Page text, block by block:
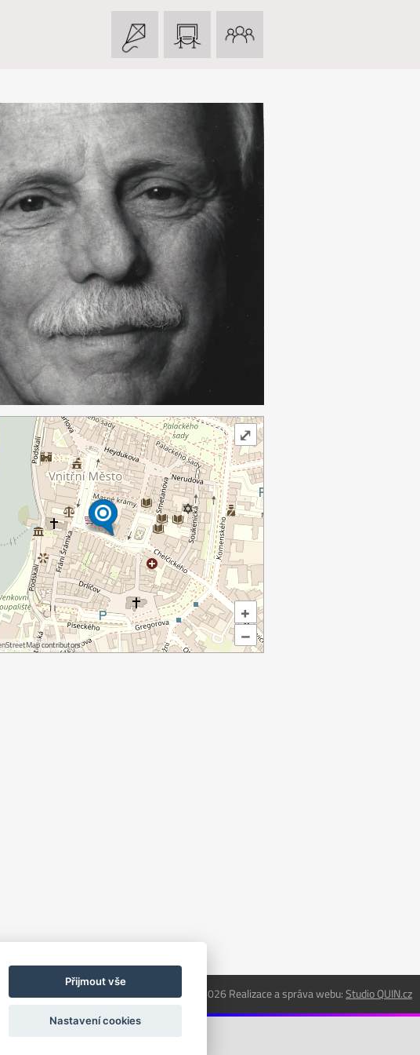
+
–
contributors.
⤢
© 2018 - 2026 Realizace a správa webu:Studio QUIN.cz
Přijmout vše
Nastavení cookies